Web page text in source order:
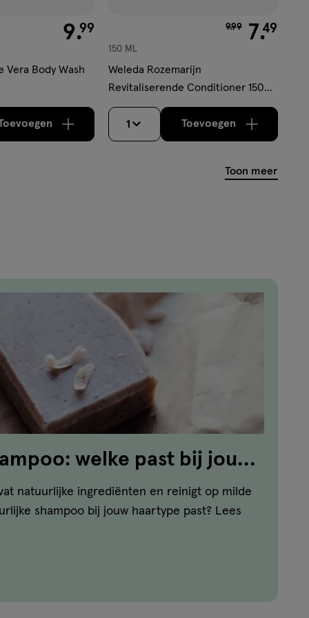
€ 9.99
9.99
Vera Body Wash
verhoog aantal met één Limiet bereikt. Je kan
van € 9.99 voor
9.99 7.49
150 ML
Weleda Rozemarijn
Revitaliserende Conditioner 150
ML
1
Toevoegenverhoog aantal
Toon meer
welke past bij jouw
natuurlijke ingrediënten en reinigt op milde
shampoo bij jouw haartype past? Lees